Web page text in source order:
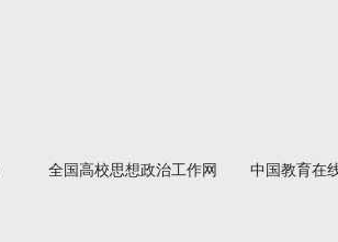
全国高校思想政治工作网
中国教育在